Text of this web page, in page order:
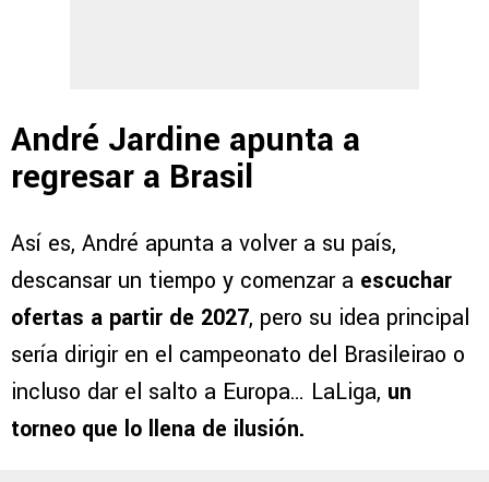
André Jardine apunta a
regresar a Brasil
Así es, André apunta a volver a su país,
descansar un tiempo y comenzar a escuchar
ofertas a partir de 2027, pero su idea principal
sería dirigir en el campeonato del Brasileirao o
incluso dar el salto a Europa… LaLiga, un
torneo que lo llena de ilusión.